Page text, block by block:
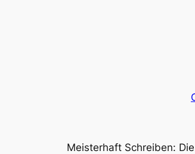
Meisterhaft Schreiben: